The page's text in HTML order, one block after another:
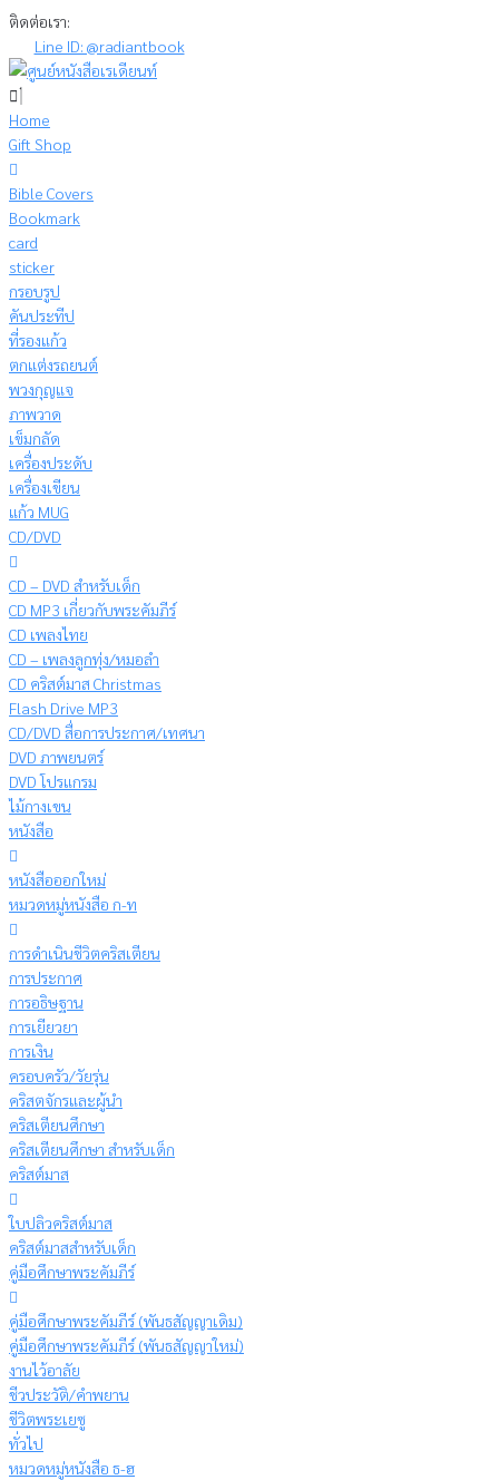
Skip
content
ติดต่อเรา:
Line ID: @radiantbook
Home
Gift Shop
Bible Covers
Bookmark
card
sticker
กรอบรูป
คันประทีป
ที่รองแก้ว
ตกแต่งรถยนต์
พวงกุญแจ
ภาพวาด
เข็มกลัด
เครื่องประดับ
เครื่องเขียน
แก้ว MUG
CD/DVD
CD – DVD สำหรับเด็ก
CD MP3 เกี่ยวกับพระคัมภีร์
CD เพลงไทย
CD – เพลงลูกทุ่ง/หมอลำ
CD คริสต์มาส Christmas
Flash Drive MP3
CD/DVD สื่อการประกาศ/เทศนา
DVD ภาพยนตร์
DVD โปรแกรม
ไม้กางเขน
หนังสือ
หนังสือออกใหม่
หมวดหมู่หนังสือ ก-ท
การดำเนินชีวิตคริสเตียน
การประกาศ
การอธิษฐาน
การเยียวยา
การเงิน
ครอบครัว/วัยรุ่น
คริสตจักรและผู้นำ
คริสเตียนศึกษา
คริสเตียนศึกษา สำหรับเด็ก
คริสต์มาส
ใบปลิวคริสต์มาส
คริสต์มาสสำหรับเด็ก
คู่มือศึกษาพระคัมภีร์
คู่มือศึกษาพระคัมภีร์ (พันธสัญญาเดิม)
คู่มือศึกษาพระคัมภีร์ (พันธสัญญาใหม่)
งานไว้อาลัย
ชีวประวัติ/คำพยาน
ชีวิตพระเยซู
ทั่วไป
หมวดหมู่หนังสือ ธ-ฮ